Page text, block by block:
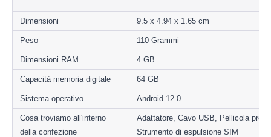
Dimensioni 9.5 x 4.94 x 1.65 cm
Peso 110 Grammi
Dimensioni RAM 4 GB
Capacità memoria digitale 64 GB
Sistema operativo Android 12.0
Cosa troviamo all'interno
della confezione
Adattatore, Cavo USB, Pellicola
Strumento di espulsione SIM